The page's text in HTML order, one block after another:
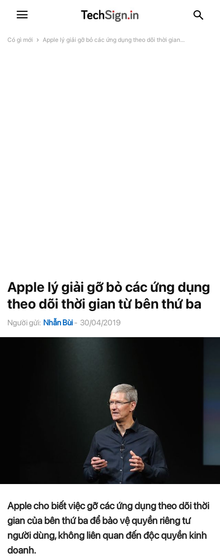
Có gì mới Apple lý giải gỡ bỏ các ứng dụng theo dõi thời gian...
Apple lý giải gỡ bỏ các ứng dụng
theo dõi thời gian từ bên thứ ba
Người gửi: Nhẫn Bùi - 30/04/2019
Apple cho biết việc gỡ các ứng dụng theo dõi thời
gian của bên thứ ba để bảo vệ quyền riêng tư
người dùng, không liên quan đến độc quyền kinh
doanh.